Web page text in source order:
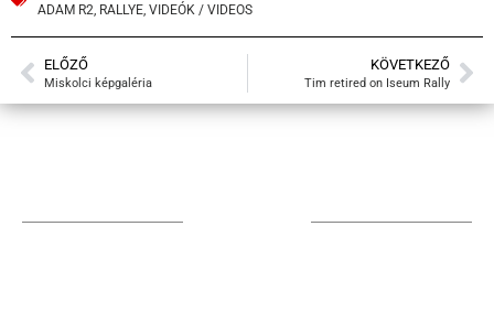
ADAM R2, RALLYE, VIDEÓK / VIDEOS
ELŐZŐ
Miskolci képgaléria
KÖVETKEZŐ
Tim retired on Iseum Rally